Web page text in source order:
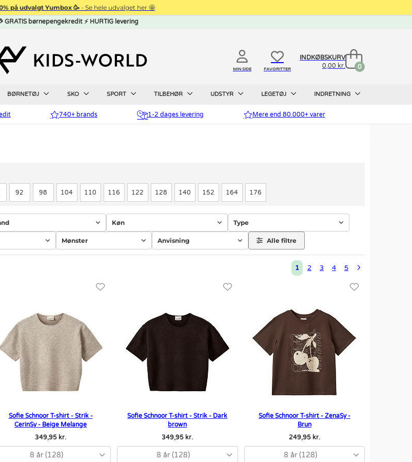
på udvalgt Yumbox 🥳 - Se hele udvalget her 🤩
GRATIS børnepengekredit ⚡ HURTIG levering
MIN SIDE FAVORITTER
INDKØBSKURV
0,00 kr.
0
BØRNETØJ SKO SPORT TILBEHØR UDSTYR LEGETØJ INDRETNING
740+ brands 1-2 dages levering Mere end 80.000+ varer
92 98 104 110 116 122 128 140 152 164 176
Køn Type
Mønster Anvisning Alle filtre
1 2 3 4 5
Sofie Schnoor T-shirt - Strik -
CerinSy - Beige Melange
349,95 kr.
8 år (128)
Sofie Schnoor T-shirt - Strik - Dark
brown
349,95 kr.
8 år (128)
Sofie Schnoor T-shirt - ZenaSy -
Brun
249,95 kr.
8 år (128)